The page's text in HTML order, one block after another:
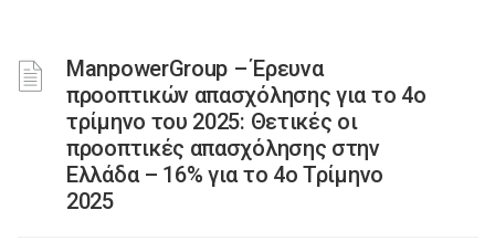
ManpowerGroup – Έρευνα
προοπτικών απασχόλησης για το 4ο
τρίμηνο του 2025: Θετικές οι
προοπτικές απασχόλησης στην
Ελλάδα – 16% για το 4ο Τρίμηνο
2025